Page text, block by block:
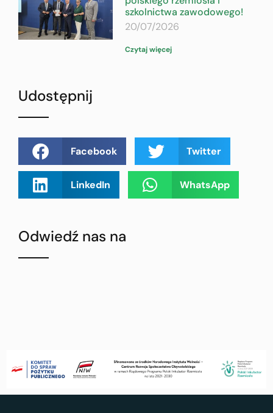
szkolnictwa zawodowego!
20/07/2026
Czytaj więcej
Udostępnij
Facebook Twitter
LinkedIn WhatsApp
Odwiedź nas na